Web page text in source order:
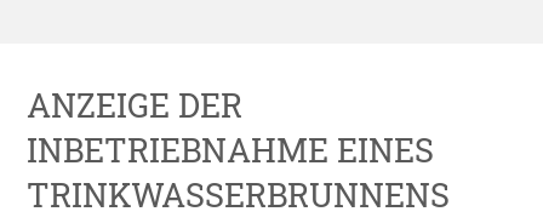
ANZEIGE DER
INBETRIEBNAHME EINES
TRINKWASSERBRUNNENS